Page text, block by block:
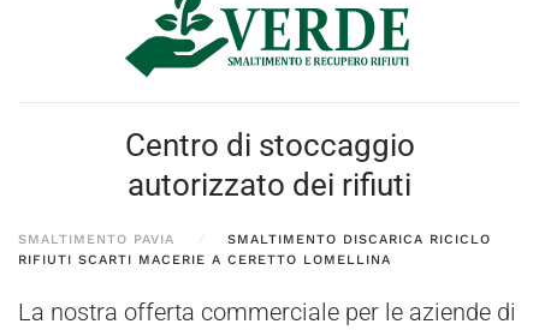
Centro di stoccaggio
autorizzato dei rifiuti
SMALTIMENTO PAVIA
SMALTIMENTO DISCARICA RICICLO
RIFIUTI SCARTI MACERIE A CERETTO LOMELLINA
La nostra offerta commerciale per le aziende di